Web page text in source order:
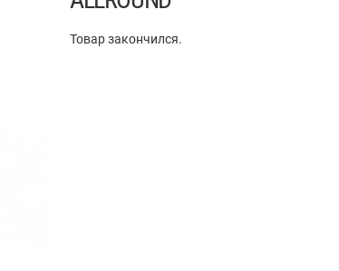
Товар закончился.